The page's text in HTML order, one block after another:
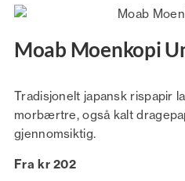
Moab Moenkopi
Tradisjonelt japansk rispapir
morbærtre, også kalt
gjennomsiktig.
Fra kr 202